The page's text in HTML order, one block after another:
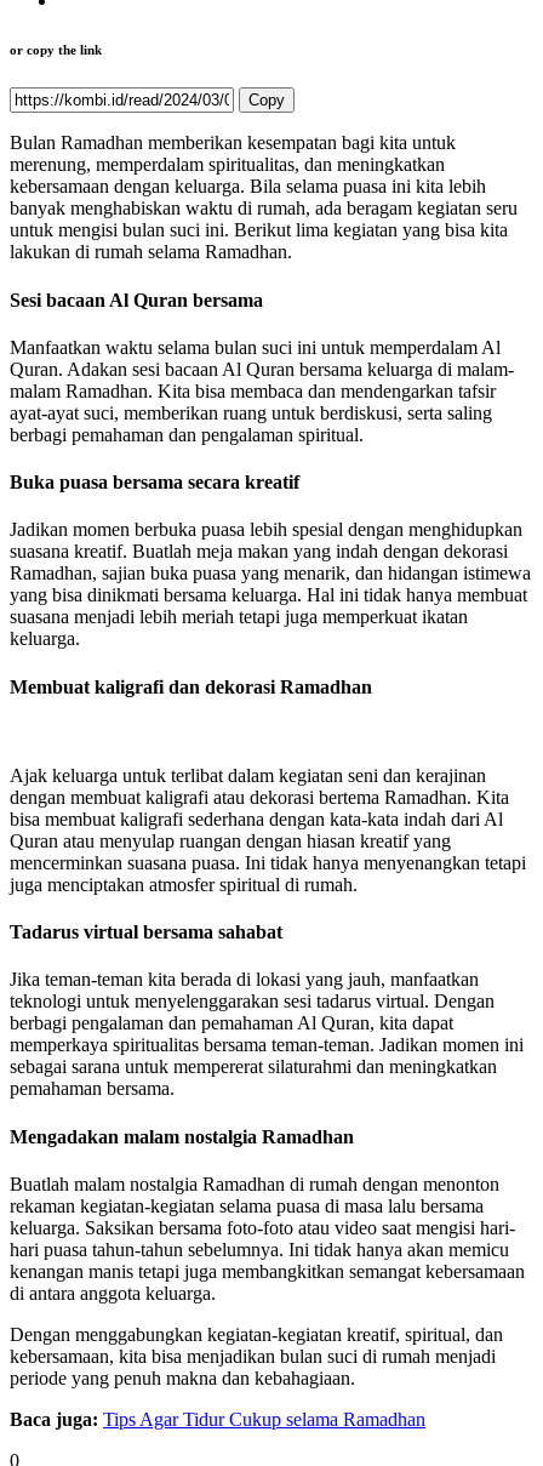
or copy the link
Copy
Bulan Ramadhan memberikan kesempatan bagi kita untuk
merenung, memperdalam spiritualitas, dan meningkatkan
kebersamaan dengan keluarga. Bila selama puasa ini kita lebih
banyak menghabiskan waktu di rumah, ada beragam kegiatan seru
untuk mengisi bulan suci ini. Berikut lima kegiatan yang bisa kita
lakukan di rumah selama Ramadhan.
Sesi bacaan Al Quran bersama
Manfaatkan waktu selama bulan suci ini untuk memperdalam Al
Quran. Adakan sesi bacaan Al Quran bersama keluarga di malam-
malam Ramadhan. Kita bisa membaca dan mendengarkan tafsir
ayat-ayat suci, memberikan ruang untuk berdiskusi, serta saling
berbagi pemahaman dan pengalaman spiritual.
Buka puasa bersama secara kreatif
Jadikan momen berbuka puasa lebih spesial dengan menghidupkan
suasana kreatif. Buatlah meja makan yang indah dengan dekorasi
Ramadhan, sajian buka puasa yang menarik, dan hidangan istimewa
yang bisa dinikmati bersama keluarga. Hal ini tidak hanya membuat
suasana menjadi lebih meriah tetapi juga memperkuat ikatan
keluarga.
Membuat kaligrafi dan dekorasi Ramadhan
Ajak keluarga untuk terlibat dalam kegiatan seni dan kerajinan
dengan membuat kaligrafi atau dekorasi bertema Ramadhan. Kita
bisa membuat kaligrafi sederhana dengan kata-kata indah dari Al
Quran atau menyulap ruangan dengan hiasan kreatif yang
mencerminkan suasana puasa. Ini tidak hanya menyenangkan tetapi
juga menciptakan atmosfer spiritual di rumah.
Tadarus virtual bersama sahabat
Jika teman-teman kita berada di lokasi yang jauh, manfaatkan
teknologi untuk menyelenggarakan sesi tadarus virtual. Dengan
berbagi pengalaman dan pemahaman Al Quran, kita dapat
memperkaya spiritualitas bersama teman-teman. Jadikan momen ini
sebagai sarana untuk mempererat silaturahmi dan meningkatkan
pemahaman bersama.
Mengadakan malam nostalgia Ramadhan
Buatlah malam nostalgia Ramadhan di rumah dengan menonton
rekaman kegiatan-kegiatan selama puasa di masa lalu bersama
keluarga. Saksikan bersama foto-foto atau video saat mengisi hari-
hari puasa tahun-tahun sebelumnya. Ini tidak hanya akan memicu
kenangan manis tetapi juga membangkitkan semangat kebersamaan
di antara anggota keluarga.
Dengan menggabungkan kegiatan-kegiatan kreatif, spiritual, dan
kebersamaan, kita bisa menjadikan bulan suci di rumah menjadi
periode yang penuh makna dan kebahagiaan.
Baca juga: Tips Agar Tidur Cukup selama Ramadhan
0